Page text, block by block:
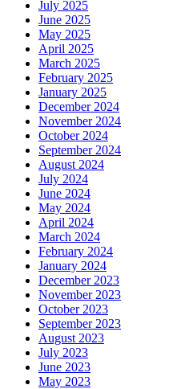
July 2025
June 2025
May 2025
April 2025
March 2025
February 2025
January 2025
December 2024
November 2024
October 2024
September 2024
August 2024
July 2024
June 2024
May 2024
April 2024
March 2024
February 2024
January 2024
December 2023
November 2023
October 2023
September 2023
August 2023
July 2023
June 2023
May 2023